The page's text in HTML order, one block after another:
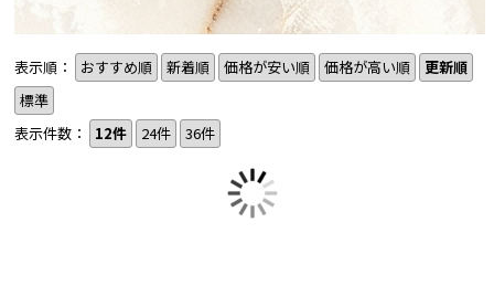
表示順： おすすめ順 新着順 価格が安い順 価格が高い順
更新順
標準
表示件数：
12件 24件 36件